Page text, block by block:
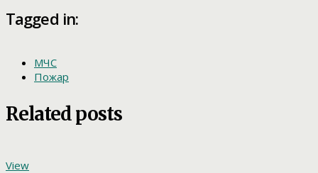
Tagged in:
МЧС
Пожар
Related posts
View